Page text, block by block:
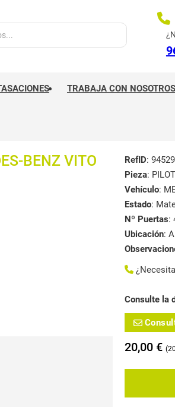
TRABAJA CON NOSOTROS
BENZ VITO
RefID:
Pieza:
Vehículo:
Estado:
Nº Puertas:
Ubicación:
Consulte la
20,00 €